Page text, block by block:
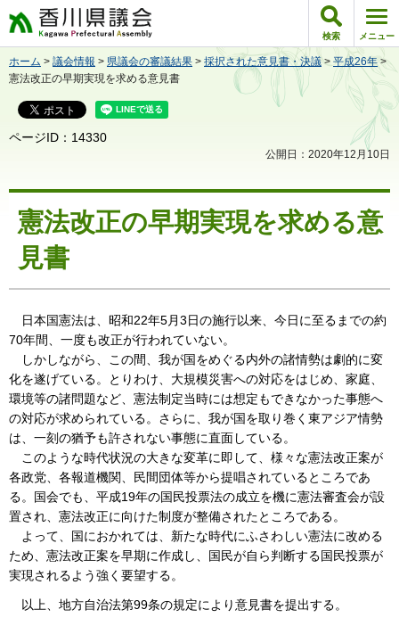
香川県議会 検索 メニュー
ホーム > 議会情報 > 県議会の審議結果 > 採択された意見書・決議 > 平成26年 >
憲法改正の早期実現を求める意見書
ページID：14330
公開日：2020年12月10日
憲法改正の早期実現を求める意
見書
日本国憲法は、昭和22年5月3日の施行以来、今日に至るまでの約
70年間、一度も改正が行われていない。
しかしながら、この間、我が国をめぐる内外の諸情勢は劇的に変
化を遂げている。とりわけ、大規模災害への対応をはじめ、家庭、
環境等の諸問題など、憲法制定当時には想定もできなかった事態へ
の対応が求められている。さらに、我が国を取り巻く東アジア情勢
は、一刻の猶予も許されない事態に直面している。
このような時代状況の大きな変革に即して、様々な憲法改正案が
各政党、各報道機関、民間団体等から提唱されているところであ
る。国会でも、平成19年の国民投票法の成立を機に憲法審査会が設
置され、憲法改正に向けた制度が整備されたところである。
よって、国におかれては、新たな時代にふさわしい憲法に改める
ため、憲法改正案を早期に作成し、国民が自ら判断する国民投票が
実現されるよう強く要望する。
以上、地方自治法第99条の規定により意見書を提出する。